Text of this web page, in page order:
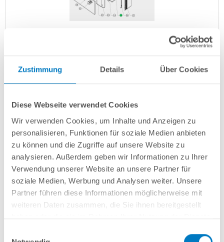
Zustimmung Details Über Cookies
Diese Webseite verwendet Cookies
Wir verwenden Cookies, um Inhalte und Anzeigen zu
personalisieren, Funktionen für soziale Medien anbieten
zu können und die Zugriffe auf unsere Website zu
analysieren. Außerdem geben wir Informationen zu Ihrer
Verwendung unserer Website an unsere Partner für
soziale Medien, Werbung und Analysen weiter. Unsere
Partner führen diese Informationen möglicherweise mit
weiteren Daten zusammen, die Sie ihnen bereitgestellt
Kurzbeschreibung
399,00 € * (-29,88% vom UVP)
Artikel-Nr.:290820
Versandkostenfreie Lieferung!
Lieferung in ca. 1-3 Arbeitstagen
In den Warenkorb